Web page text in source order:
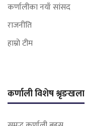
कर्णालीका नयाँ सांसद
राजनीति
हाम्रो टीम
कर्णाली विशेष श्रृङखला